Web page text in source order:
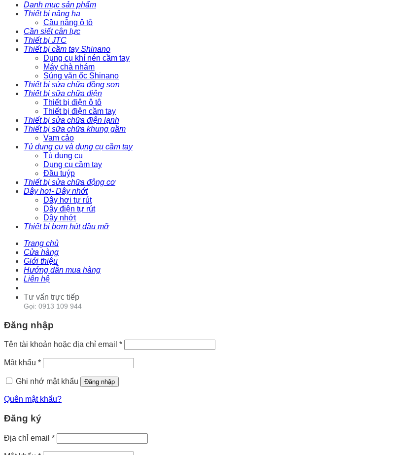
Danh mục sản phẩm
Thiết bị nâng hạ
Cầu nâng ô tô
Cần siết cân lực
Thiết bị JTC
Thiết bị cầm tay Shinano
Dụng cụ khí nén cầm tay
Máy chà nhám
Súng vặn ốc Shinano
Thiết bị sửa chữa đồng sơn
Thiết bị sữa chữa điện
Thiết bị điện ô tô
Thiết bị điện cầm tay
Thiết bị sửa chữa điện lạnh
Thiết bị sữa chữa khung gầm
Vam cảo
Tủ dụng cụ và dụng cụ cầm tay
Tủ dụng cụ
Dụng cụ cầm tay
Đầu tuýp
Thiết bị sửa chữa động cơ
Dây hơi- Dây nhớt
Dây hơi tự rút
Dây điện tự rút
Dây nhớt
Thiết bị bơm hút dầu mỡ
Trang chủ
Cửa hàng
Giới thiệu
Hướng dẫn mua hàng
Liên hệ
Tư vấn trực tiếp
Gọi: 0913 109 944
Đăng nhập
Tên tài khoản hoặc địa chỉ email *
Mật khẩu *
Ghi nhớ mật khẩu Đăng nhập
Quên mật khẩu?
Đăng ký
Địa chỉ email *